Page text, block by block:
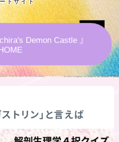
４択クイズ (kindle出
トサイト
Demon Castle 』
トリン」と言えば